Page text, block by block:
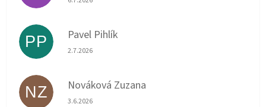
PP Pavel Pihlík
Hodnocení obchodu je 5 z 5 hvězdiček.
2.7.2026
NZ Nováková Zuzana
Hodnocení obchodu je 5 z 5 hvězdiček.
3.6.2026